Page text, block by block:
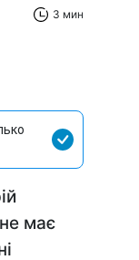
3 мин
має